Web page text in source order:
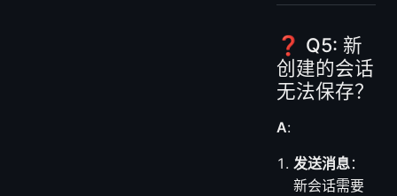
❓ Q5: 新
创建的会话
无法保存？
A:
发送消息：
新会话需要